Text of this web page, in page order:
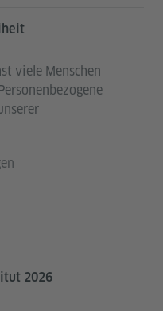
viele Menschen
2026